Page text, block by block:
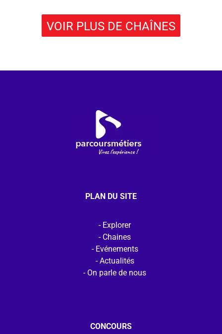
VOIR PLUS DE CHAÎNES
PLAN DU SITE
Explorer
Chaines
Evénements
Actualités
On parle de nous
CONCOURS